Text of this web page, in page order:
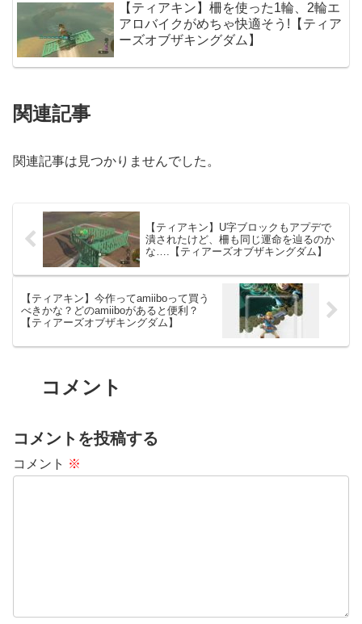
【ティアキン】柵を使った1輪、2輪エ
アロバイクがめちゃ快適そう!【ティア
ーズオブザキングダム】
関連記事
関連記事は見つかりませんでした。
【ティアキン】U字ブロックもアプデで
潰されたけど、柵も同じ運命を辿るのか
な….【ティアーズオブザキングダム】
【ティアキン】今作ってamiiboって買う
べきかな？どのamiiboがあると便利？
【ティアーズオブザキングダム】
コメント
コメントを投稿する
コメント ※